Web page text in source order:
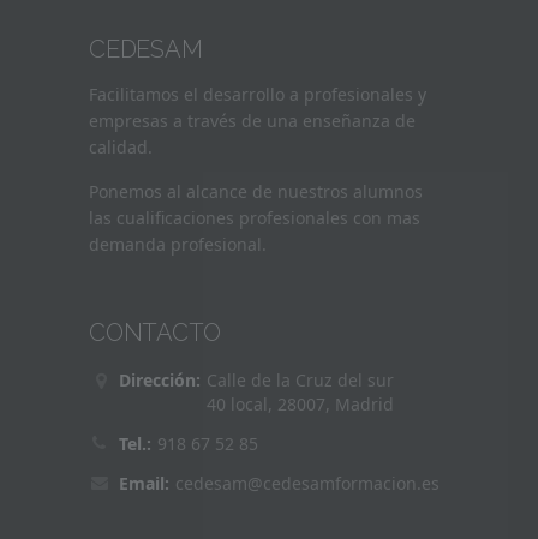
CEDESAM
Facilitamos el desarrollo a profesionales y
empresas a través de una enseñanza de
calidad.
Ponemos al alcance de nuestros alumnos
las cualificaciones profesionales con mas
demanda profesional.
CONTACTO
Dirección: Calle de la Cruz del sur
40 local, 28007, Madrid
Tel.: 918 67 52 85
Email: cedesam@cedesamformacion.es